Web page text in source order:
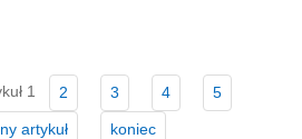
1 2 3 4 5
artykuł
koniec